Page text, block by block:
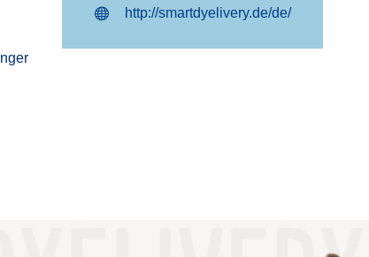
http://smartdyelivery.de/de/